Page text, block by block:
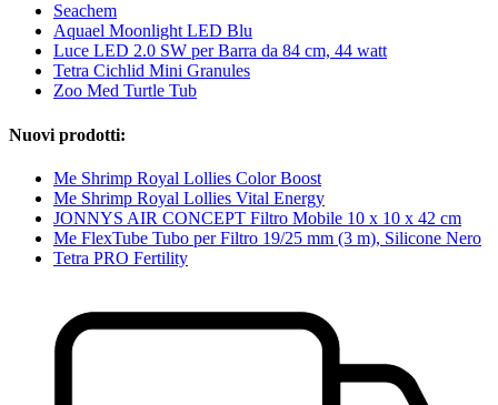
Seachem
Aquael Moonlight LED Blu
Luce LED 2.0 SW per Barra da 84 cm, 44 watt
Tetra Cichlid Mini Granules
Zoo Med Turtle Tub
Nuovi prodotti:
Me Shrimp Royal Lollies Color Boost
Me Shrimp Royal Lollies Vital Energy
JONNYS AIR CONCEPT Filtro Mobile 10 x 10 x 42 cm
Me FlexTube Tubo per Filtro 19/25 mm (3 m), Silicone Nero
Tetra PRO Fertility